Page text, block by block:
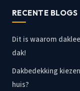
RECENTE BLOGS
Dit is waarom
dak!
Dakbedekking
huis?